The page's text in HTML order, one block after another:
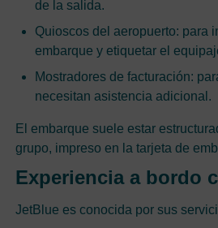
de la salida.
Quioscos del aeropuerto: para
embarque y etiquetar el
Mostradores de facturación:
necesitan asistencia adicional.
El embarque suele estar
grupo, impreso en la tarjeta de
Experiencia a bordo
JetBlue es conocida por sus